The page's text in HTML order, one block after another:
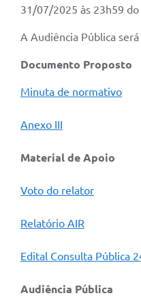
31/07/2025 às 23h59
A Audiência Pública
Documento Proposto
Minuta de normativo
Anexo III
Material de Apoio
Voto do relator
Relatório AIR
Edital Consulta Pública
Audiência Pública